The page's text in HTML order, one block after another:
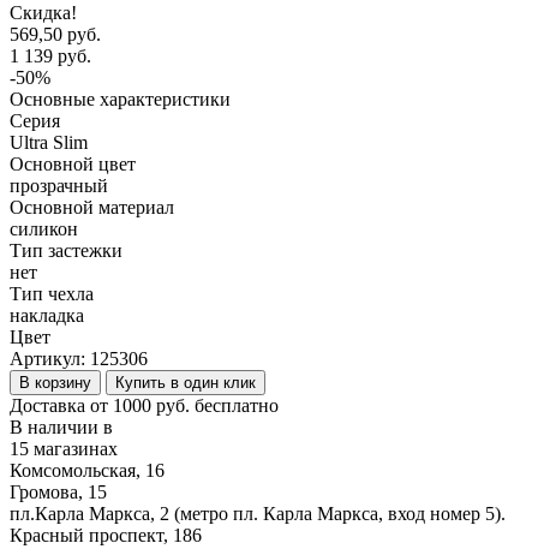
Скидка!
569,50 руб.
1 139 руб.
-50%
Основные характеристики
Серия
Ultra Slim
Основной цвет
прозрачный
Основной материал
силикон
Тип застежки
нет
Тип чехла
накладка
Цвет
Артикул: 125306
В корзину Купить в один клик
Доставка от 1000 руб. бесплатно
В наличии в
15 магазинах
Комсомольская, 16
Громова, 15
пл.Карла Маркса, 2 (метро пл. Карла Маркса, вход номер 5).
Красный проспект, 186